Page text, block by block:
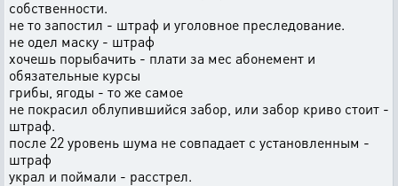
собственности.
не то запостил - штраф и уголовное преследование.
не одел маску - штраф
хочешь порыбачить - плати за мес абонемент и
обязательные курсы
грибы, ягоды - то же самое
не покрасил облупившийся забор, или забор криво стоит -
штраф.
после 22 уровень шума не совпадает с установленным -
штраф
украл и поймали - расстрел.